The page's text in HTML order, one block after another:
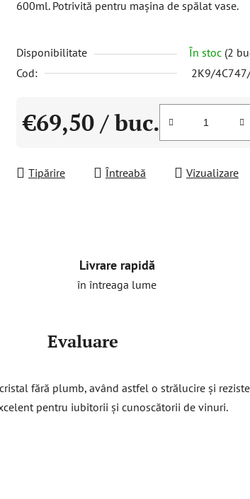
este
din
5
600ml. Potrivită pentru mașina de spălat vase.
Disponibilitate În stoc (2
Cod:
2K9/
€69,50 / buc.
Tipărire Întreabă Vizualizare
Livrare rapidă
în întreaga lume
Evaluare
fără plumb, având astfel o strălucire și
pentru iubitorii și cunoscătorii de vinuri.